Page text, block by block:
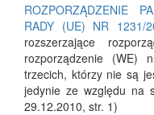
ROZPORZĄDZENIE
RADY (UE) NR 1231/
rozszerzające
rozporządzenie (WE)
trzecich, którzy nie są
jedynie ze względu na
29.12.2010, str. 1)​ ​